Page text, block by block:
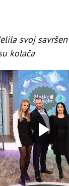
svoj
kolača